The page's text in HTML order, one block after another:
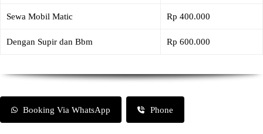
Sewa Mobil Matic Rp 400.000
Dengan Supir dan Bbm Rp 600.000
Booking Via WhatsApp Phone